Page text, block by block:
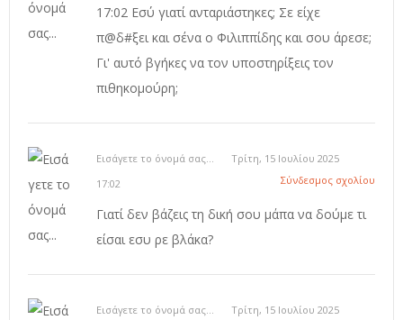
17:02 Εσύ γιατί ανταριάστηκες; Σε είχε
π@δ#ξει και σένα ο Φιλιππίδης και σου άρεσε;
Γι' αυτό βγήκες να τον υποστηρίξεις τον
πιθηκομούρη;
Εισάγετε το όνομά σας...
Τρίτη, 15 Ιουλίου 2025
17:02
Σύνδεσμος σχολίου
Γιατί δεν βάζεις τη δική σου μάπα να δούμε τι
είσαι εσυ ρε βλάκα?
Εισάγετε το όνομά σας...
Τρίτη, 15 Ιουλίου 2025